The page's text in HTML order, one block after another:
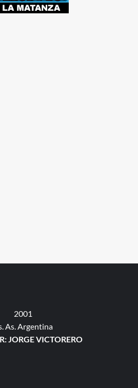
2001
As. Argentina
JORGE VICTORERO